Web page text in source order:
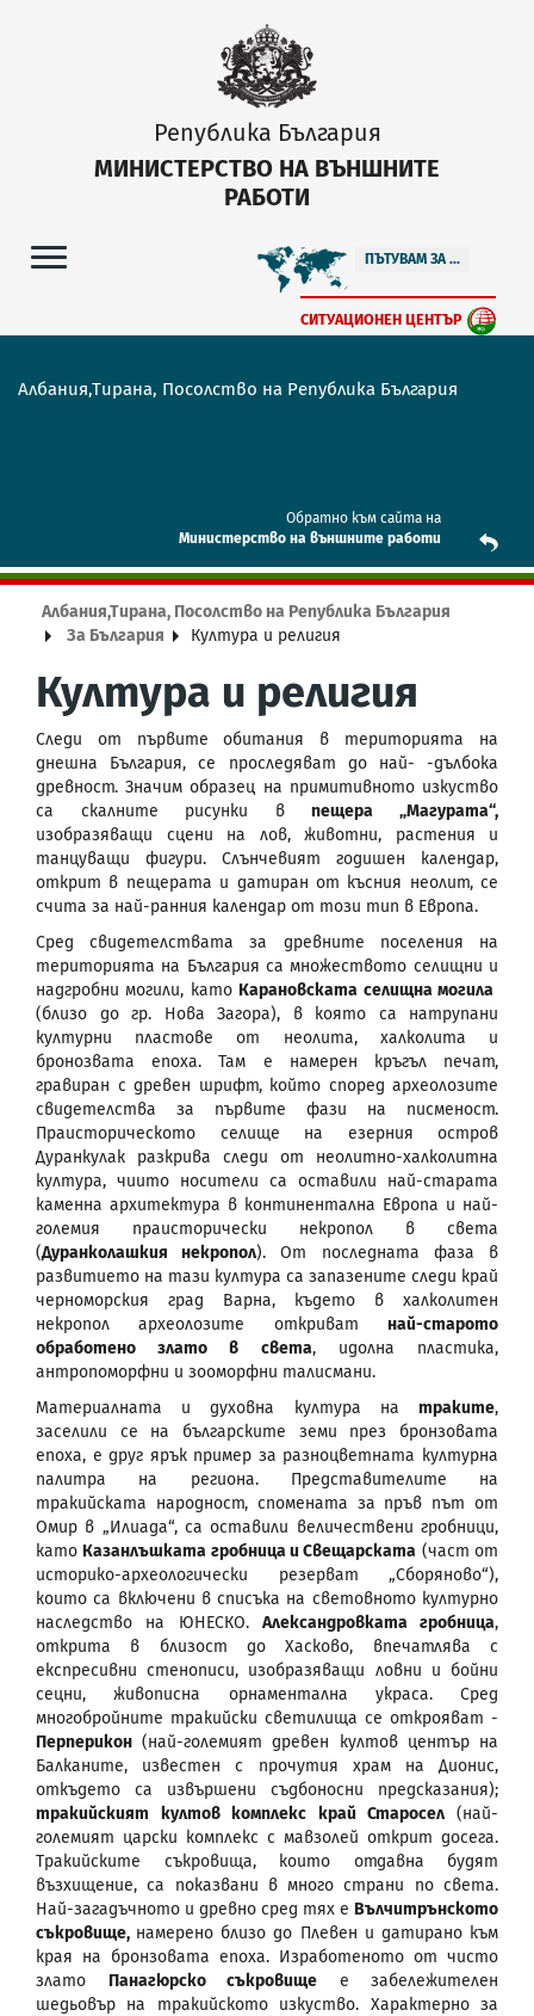
Република България
МИНИСТЕРСТВО НА ВЪНШНИТЕ
РАБОТИ
ПЪТУВАМ ЗА ...
СИТУАЦИОНЕН ЦЕНТЪР
Албания,Тирана, Посолство на Република България
Обратно към сайта на
Mинистерство на външните работи
Албания,Тирана, Посолство на Република България
За България
Култура и религия
Култура и религия
Следи от първите обитания в територията на
днешна България, се проследяват до най- -дълбока
древност. Значим образец на примитивното изкуство
са скалните рисунки впещера „Магурата“,
изобразяващи сцени на лов, животни, растения и
танцуващи фигури. Слънчевият годишен календар,
открит в пещерата и датиран от късния неолит, се
счита за най-ранния календар от този тип в Европа.
Сред свидетелствата за древните поселения на
територията на България са множеството селищни и
надгробни могили, като Карановската селищна могила
(близо до гр. Нова Загора), в която са натрупани
културни пластове от неолита, халколита и
бронозвата епоха. Там е намерен кръгъл печат,
гравиран с древен шрифт, който според археолозите
свидетелства за първите фази на писменост.
Праисторическото селище на езерния остров
Дуранкулак разкрива следи от неолитно-халколитна
култура, чиито носители са оставили най-старата
каменна архитектура в континентална Европа и най-
големия праисторически некропол в света
(Дуранколашкия некропол). От последната фаза в
развитието на тази култура са запазените следи край
черноморския град Варна, където в халколитен
некропол археолозите откриват най-старото
обработено злато в света, идолна пластика,
антропоморфни и зооморфни талисмани.
Материалната и духовна култура на траките,
заселили се на българските земи през бронзовата
епоха, е друг ярък пример за разноцветната културна
палитра на региона. Представителите на
тракийската народност, спомената за пръв път от
Омир в „Илиада“, са оставили величествени гробници,
като Казанлъшката гробница и Свещарската (част от
историко-археологически резерват „Сборяново“),
които са включени в списъка на световното културно
наследство на ЮНЕСКО. Александровката гробница,
открита в близост до Хасково, впечатлява с
експресивни стенописи, изобразяващи ловни и бойни
сецни, живописна орнаментална украса. Сред
многобройните тракийски светилища се открояват -
Перперикон (най-големият древен култов център на
Балканите, известен с прочутия храм на Дионис,
откъдето са извършени съдбоносни предсказания);
тракийският култов комплекс край Старосел (най-
големият царски комплекс с мавзолей открит досега.
Тракийските съкровища, които отдавна будят
възхищение, са показвани в много страни по света.
Най-загадъчното и древно сред тях е Вълчитрънското
съкровище, намерено близо до Плевен и датирано към
края на бронзовата епоха. Изработеното от чисто
злато Панагюрско съкровище е забележителен
шедьовър на тракийското изкуство. Характерно за